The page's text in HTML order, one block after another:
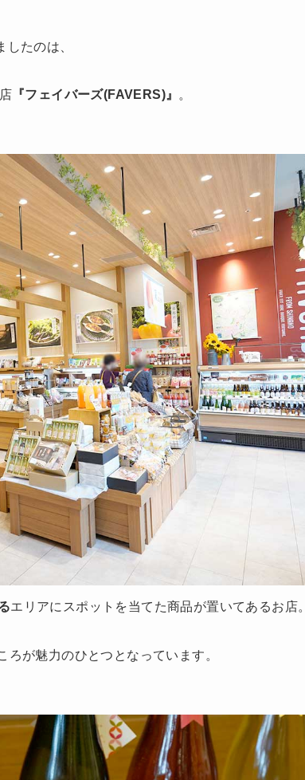
したのは、
『フェイバーズ(FAVERS)』 。
エリアにスポットを当てた商品が置いてあるお店。
が魅力のひとつとなっています。